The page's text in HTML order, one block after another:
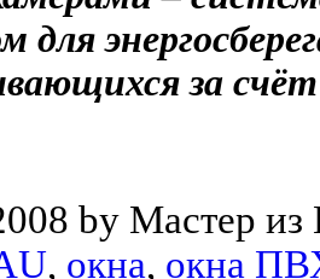
для
за счёт
by Мастер
, окна, окна